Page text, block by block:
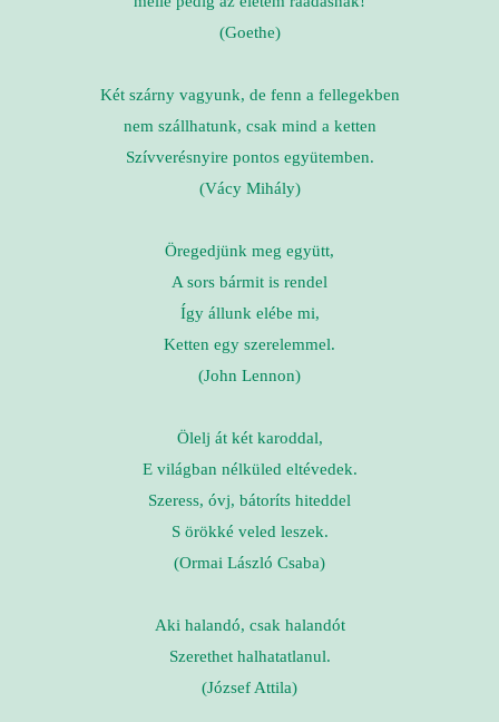
(Goethe)
Két szárny vagyunk, de fenn a fellegekben
nem szállhatunk, csak mind a ketten
Szívverésnyire pontos együtemben.
(Vácy Mihály)
Öregedjünk meg együtt,
A sors bármit is rendel
Így állunk elébe mi,
Ketten egy szerelemmel.
(John Lennon)
Ölelj át két karoddal,
E világban nélküled eltévedek.
Szeress, óvj, bátoríts hiteddel
S örökké veled leszek.
(Ormai László Csaba)
Aki halandó, csak halandót
Szerethet halhatatlanul.
(József Attila)